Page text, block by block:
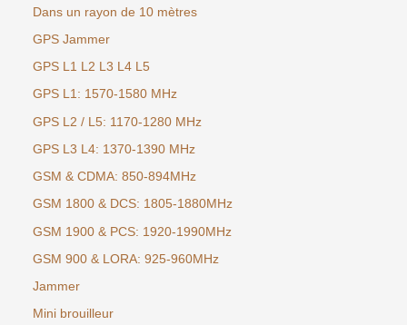
Dans un rayon de 10 mètres
GPS Jammer
GPS L1 L2 L3 L4 L5
GPS L1: 1570-1580 MHz
GPS L2 / L5: 1170-1280 MHz
GPS L3 L4: 1370-1390 MHz
GSM & CDMA: 850-894MHz
GSM 1800 & DCS: 1805-1880MHz
GSM 1900 & PCS: 1920-1990MHz
GSM 900 & LORA: 925-960MHz
Jammer
Mini brouilleur